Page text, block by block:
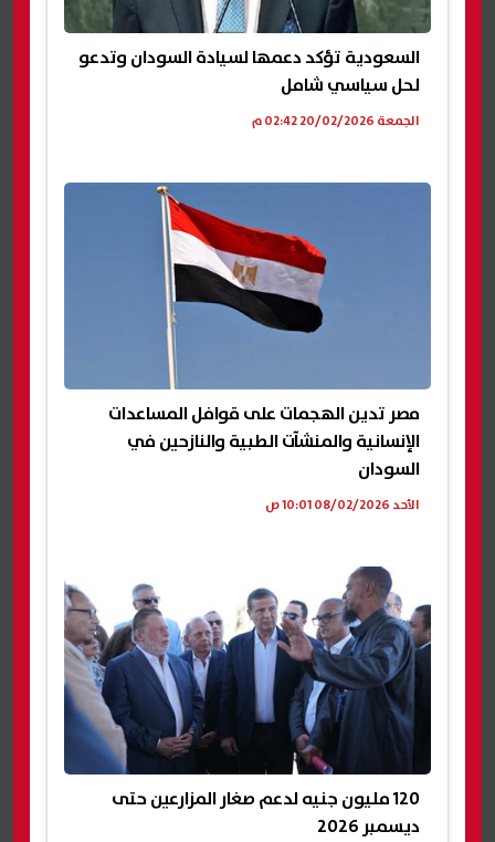
السعودية تؤكد دعمها لسيادة السودان وتدعو
لحل سياسي شامل
الجمعة 20/02/2026 02:42 م
مصر تدين الهجمات على قوافل المساعدات
الإنسانية والمنشآت الطبية والنازحين في
السودان
الأحد 08/02/2026 10:01 ص
120 مليون جنيه لدعم صغار المزارعين حتى
ديسمبر 2026